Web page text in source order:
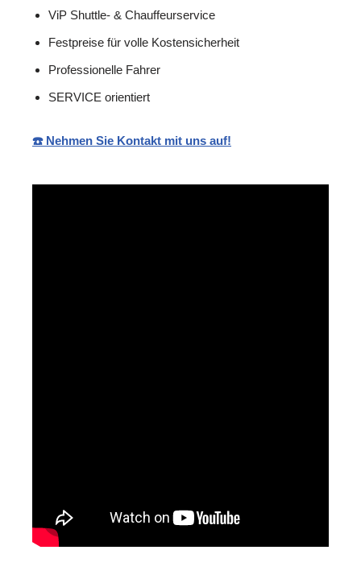
ViP Shuttle- & Chauffeurservice
Festpreise für volle Kostensicherheit
Professionelle Fahrer
SERVICE orientiert
☎️ Nehmen Sie Kontakt mit uns auf!